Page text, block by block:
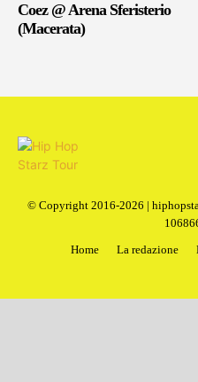
Coez @ Arena Sferisterio
(Macerata)
© Copyright 2016-2026 |
Home
La redazione